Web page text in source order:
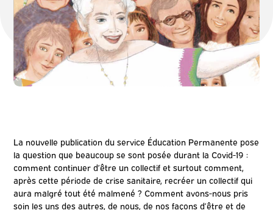
La nouvelle publication du service Éducation Permanente pose
la question que beaucoup se sont posée durant la Covid-19 :
comment continuer d’être un collectif et surtout comment,
après cette période de crise sanitaire, recréer un collectif qui
aura malgré tout été malmené ? Comment avons-nous pris
soin les uns des autres, de nous, de nos façons d’être et de